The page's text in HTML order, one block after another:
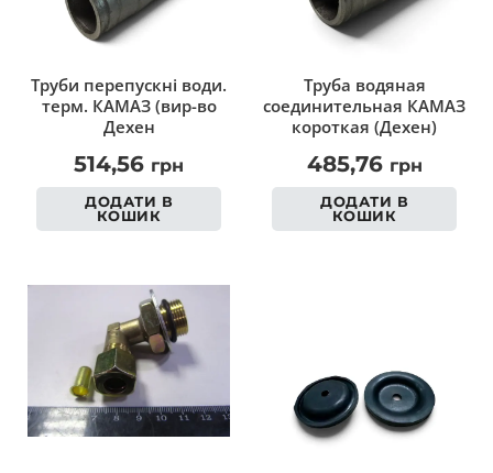
Труби перепускні води.
терм. КАМАЗ (вир-во
Дехен
514,56 грн
ДОДАТИ В
КОШИК
Труба водяная
соединительная КАМАЗ
короткая (Дехен)
485,76 грн
ДОДАТИ В
КОШИК